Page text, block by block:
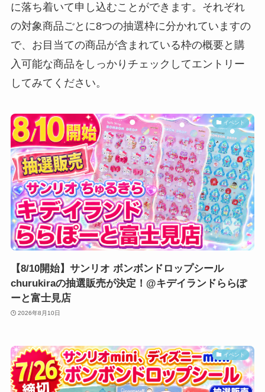
に落ち着いて申し込むことができます。それぞれ
の対象商品ごとに8つの抽選枠に分かれていますの
で、お目当ての商品が含まれている枠の概要と購
入可能な商品をしっかりチェックしてエントリー
してみてください。
イベント
【8/10開始】サンリオ ボンボンドロップシール
churukiraの抽選販売が決定！@キデイランドららぽ
ーと富士見店
2026年8月10日
イベント